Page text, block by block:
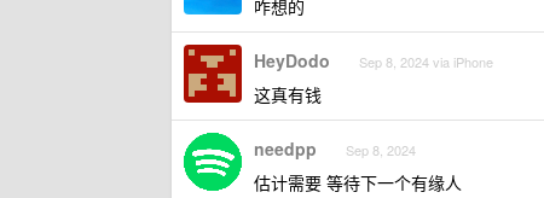
咋想的
HeyDodo Sep 8, 2024 via iPhone
这真有钱
needpp Sep 8, 2024
估计需要 等待下一个有缘人